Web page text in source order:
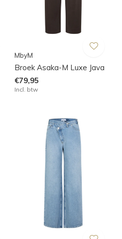
MbyM
Broek Asaka-M Luxe Java
€79,95
Incl. btw